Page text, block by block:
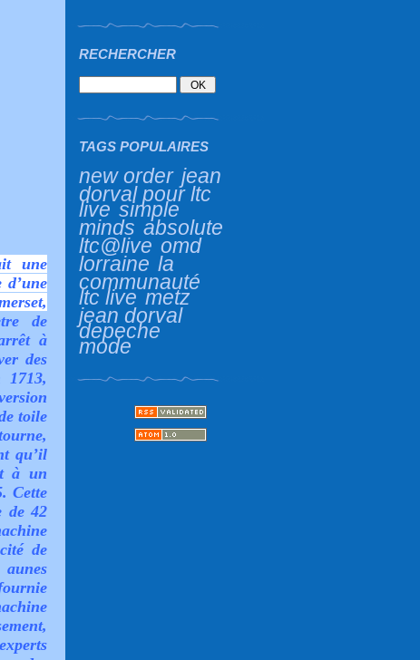
RECHERCHER
TAGS POPULAIRES
new order jean
dorval pour ltc
live simple
minds absolute
ltc@live omd
lorraine la
communauté
ltc live metz
jean dorval
depeche
mode
une
d’une
de
à
des
toile
qu’il
à un
Cette
de 42
de